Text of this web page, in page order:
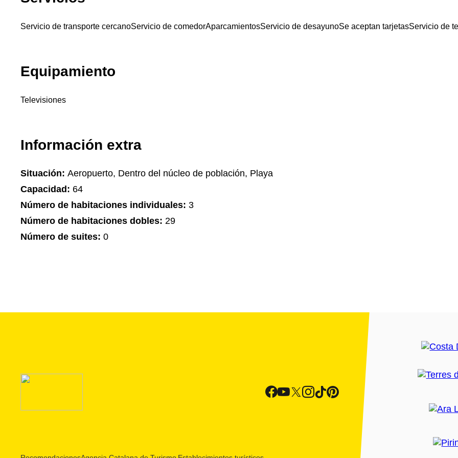
Servicio de transporte cercanoServicio de comedorAparcamientosServicio de desayunoSe aceptan tarjetasServicio de
Equipamiento
Televisiones
Información extra
Situación: Aeropuerto, Dentro del núcleo de población, Playa
Capacidad: 64
Número de habitaciones individuales: 3
Número de habitaciones dobles: 29
Número de suites: 0